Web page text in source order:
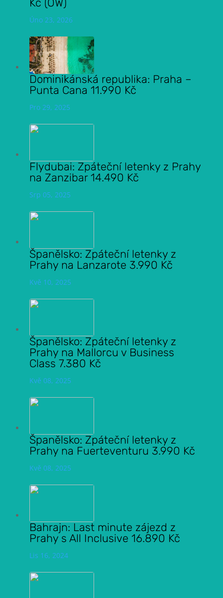
Úno 23, 2026
Dominikánská republika: Praha –
Punta Cana 11.990 Kč
Pro 29, 2025
Flydubai: Zpáteční letenky z Prahy
na Zanzibar 14.490 Kč
Srp 05, 2025
Španělsko: Zpáteční letenky z
Prahy na Lanzarote 3.990 Kč
Kvě 10, 2025
Španělsko: Zpáteční letenky z
Prahy na Mallorcu v Business
Class 7.380 Kč
Kvě 08, 2025
Španělsko: Zpáteční letenky z
Prahy na Fuerteventuru 3.990 Kč
Kvě 08, 2025
Bahrajn: Last minute zájezd z
Prahy s All Inclusive 16.890 Kč
Lis 16, 2024